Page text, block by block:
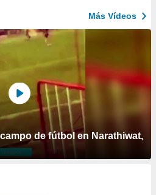
Más Vídeos
de fútbol en Narathiwat,